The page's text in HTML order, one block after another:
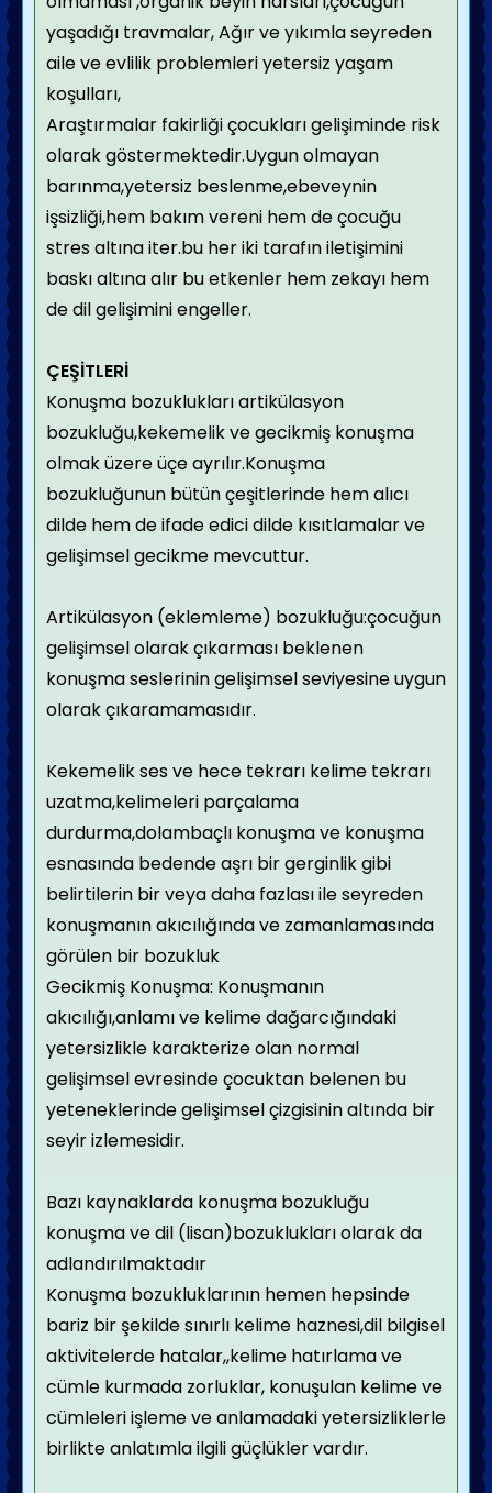
yaşadığı travmalar, Ağır ve yıkımla seyreden
aile ve evlilik problemleri yetersiz yaşam
koşulları,
Araştırmalar fakirliği çocukları gelişiminde risk
olarak göstermektedir.Uygun olmayan
barınma,yetersiz beslenme,ebeveynin
işsizliği,hem bakım vereni hem de çocuğu
stres altına iter.bu her iki tarafın iletişimini
baskı altına alır bu etkenler hem zekayı hem
de dil gelişimini engeller.
ÇEŞİTLERİ
Konuşma bozuklukları artikülasyon
bozukluğu,kekemelik ve gecikmiş konuşma
olmak üzere üçe ayrılır.Konuşma
bozukluğunun bütün çeşitlerinde hem alıcı
dilde hem de ifade edici dilde kısıtlamalar ve
gelişimsel gecikme mevcuttur.
Artikülasyon (eklemleme) bozukluğu:çocuğun
gelişimsel olarak çıkarması beklenen
konuşma seslerinin gelişimsel seviyesine uygun
olarak çıkaramamasıdır.
Kekemelik ses ve hece tekrarı kelime tekrarı
uzatma,kelimeleri parçalama
durdurma,dolambaçlı konuşma ve konuşma
esnasında bedende aşrı bir gerginlik gibi
belirtilerin bir veya daha fazlası ile seyreden
konuşmanın akıcılığında ve zamanlamasında
görülen bir bozukluk
Gecikmiş Konuşma: Konuşmanın
akıcılığı,anlamı ve kelime dağarcığındaki
yetersizlikle karakterize olan normal
gelişimsel evresinde çocuktan belenen bu
yeteneklerinde gelişimsel çizgisinin altında bir
seyir izlemesidir.
Bazı kaynaklarda konuşma bozukluğu
konuşma ve dil (lisan)bozuklukları olarak da
adlandırılmaktadır
Konuşma bozukluklarının hemen hepsinde
bariz bir şekilde sınırlı kelime haznesi,dil bilgisel
aktivitelerde hatalar,,kelime hatırlama ve
cümle kurmada zorluklar, konuşulan kelime ve
cümleleri işleme ve anlamadaki yetersizliklerle
birlikte anlatımla ilgili güçlükler vardır.